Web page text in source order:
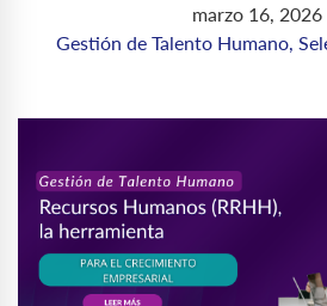
marzo 16, 2026
Gestión de Talento Humano,